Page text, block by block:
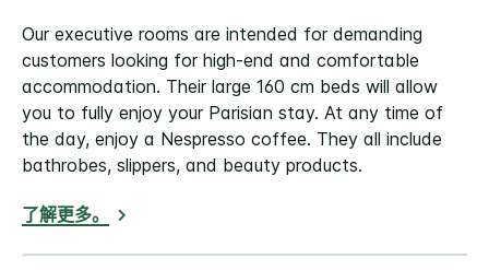
Our executive rooms are intended for demanding
customers looking for high-end and comfortable
accommodation. Their large 160 cm beds will allow
you to fully enjoy your Parisian stay. At any time of
the day, enjoy a Nespresso coffee. They all include
bathrobes, slippers, and beauty products.
了解更多。